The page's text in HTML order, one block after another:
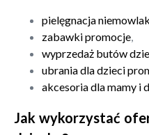
pielęgnacja
zabawki promocje,
wyprzedaż butów
ubrania dla dzieci
akcesoria dla mamy i
Jak wykorzystać